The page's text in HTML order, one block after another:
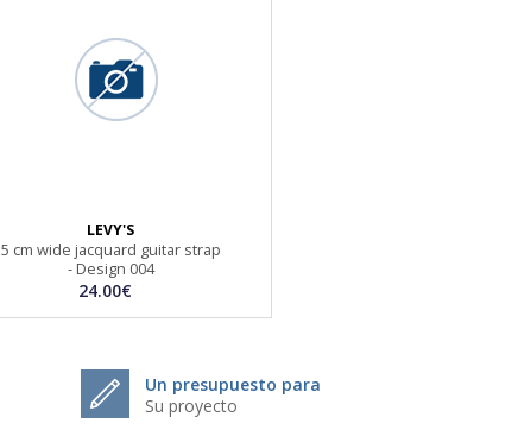
LEVY'S
5 cm wide jacquard guitar strap
- Design 004
24.00€
Un presupuesto para
Su proyecto